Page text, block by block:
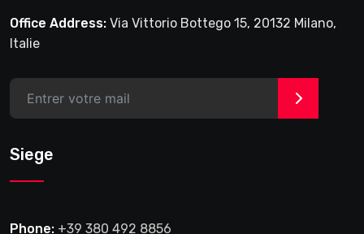
Office Address: Via Vittorio Bottego 15, 20132 Milano,
Italie
>
Siege
Phone: +39 380 492 8856